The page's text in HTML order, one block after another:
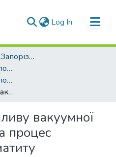
Log In (current)
06. Видання НУ "Запорізька політехніка"
Нові матеріали і технологіі в металургії та машинобудуванні (НМТ)
Нові матеріали і технології в металургії та машинобудуванні - 2013, №1
Дослідження впливу вакуумної термообробки на процес відновлення гематиту
вакуумної
процес